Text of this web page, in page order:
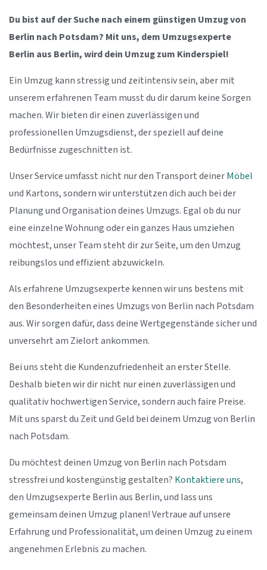
Du bist auf der Suche nach einem günstigen Umzug von
Berlin nach Potsdam? Mit uns, dem Umzugsexperte
Berlin aus Berlin, wird dein Umzug zum Kinderspiel!
Ein Umzug kann stressig und zeitintensiv sein, aber mit
unserem erfahrenen Team musst du dir darum keine Sorgen
machen. Wir bieten dir einen zuverlässigen und
professionellen Umzugsdienst, der speziell auf deine
Bedürfnisse zugeschnitten ist.
Unser Service umfasst nicht nur den Transport deinerMöbel
und Kartons, sondern wir unterstützen dich auch bei der
Planung und Organisation deines Umzugs. Egal ob du nur
eine einzelne Wohnung oder ein ganzes Haus umziehen
möchtest, unser Team steht dir zur Seite, um den Umzug
reibungslos und effizient abzuwickeln.
Als erfahrene Umzugsexperte kennen wir uns bestens mit
den Besonderheiten eines Umzugs von Berlin nach Potsdam
aus. Wir sorgen dafür, dass deine Wertgegenstände sicher und
unversehrt am Zielort ankommen.
Bei uns steht die Kundenzufriedenheit an erster Stelle.
Deshalb bieten wir dir nicht nur einen zuverlässigen und
qualitativ hochwertigen Service, sondern auch faire Preise.
Mit uns sparst du Zeit und Geld bei deinem Umzug von Berlin
nach Potsdam.
Du möchtest deinen Umzug von Berlin nach Potsdam
stressfrei und kostengünstig gestalten? Kontaktiere uns,
den Umzugsexperte Berlin aus Berlin, und lass uns
gemeinsam deinen Umzug planen! Vertraue auf unsere
Erfahrung und Professionalität, um deinen Umzug zu einem
angenehmen Erlebnis zu machen.